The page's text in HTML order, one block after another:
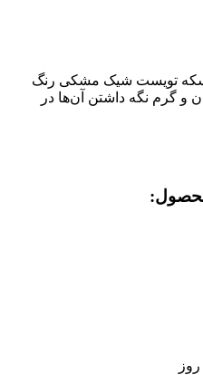
تویست شیک مشکی رنگ
و گرم نگه داشتن آن‌ها در